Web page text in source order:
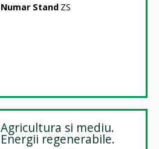
Numar Stand ZS
Agricultura si mediu.
Energii regenerabile.